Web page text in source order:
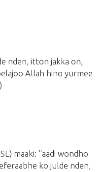
nden, itton jakka on,
Allah hino yurmee
maaki: "aadi wondho
ko julde nden,